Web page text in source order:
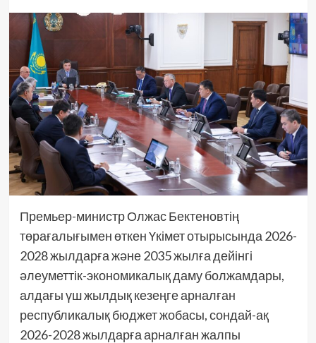
Премьер-министр Олжас Бектеновтің
төрағалығымен өткен Үкімет отырысында 2026-
2028 жылдарға және 2035 жылға дейінгі
әлеуметтік-экономикалық даму болжамдары,
алдағы үш жылдық кезеңге арналған
республикалық бюджет жобасы, сондай-ақ
2026-2028 жылдарға арналған жалпы